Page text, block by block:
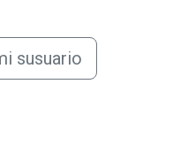
susuario